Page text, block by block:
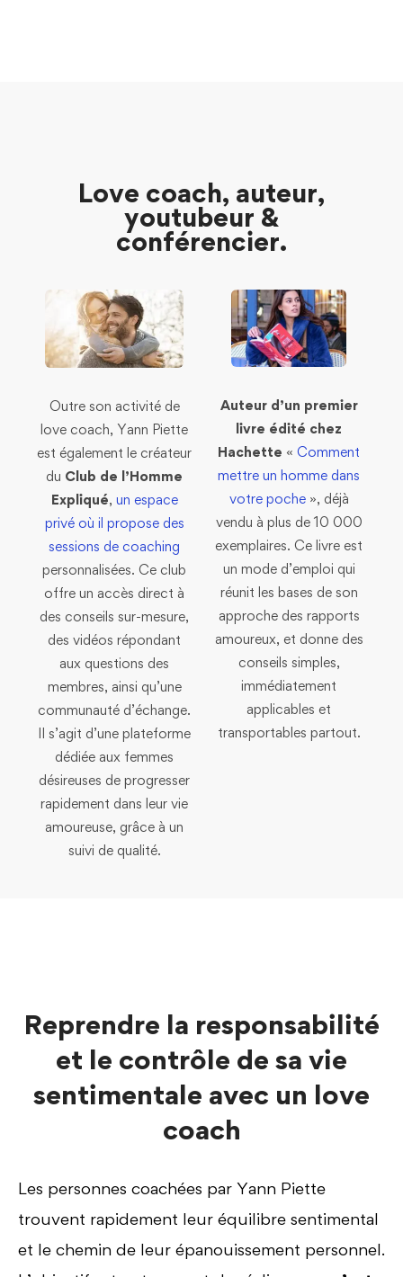
Love coach, auteur,
youtubeur &
conférencier.
Outre son activité de
love coach, Yann Piette
est également le créateur
du Club de l’Homme
Expliqué, un espace
privé où il propose des
sessions de coaching
personnalisées. Ce club
offre un accès direct à
des conseils sur-mesure,
des vidéos répondant
aux questions des
membres, ainsi qu’une
communauté d’échange.
Il s’agit d’une plateforme
dédiée aux femmes
désireuses de progresser
rapidement dans leur vie
amoureuse, grâce à un
suivi de qualité.
Auteur d’un premier
livre édité chez
Hachette « Comment
mettre un homme dans
votre poche», déjà
vendu à plus de 10 000
exemplaires. Ce livre est
un mode d’emploi qui
réunit les bases de son
approche des rapports
amoureux, et donne des
conseils simples,
immédiatement
applicables et
transportables partout.
Reprendre la responsabilité
et le contrôle de sa vie
sentimentale avec un love
coach
Les personnes coachées par Yann Piette
trouvent rapidement leur équilibre sentimental
et le chemin de leur épanouissement personnel.